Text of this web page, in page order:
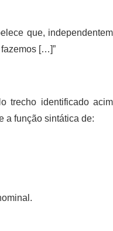
que,
[…]”
trecho identificado
a função sintática de: